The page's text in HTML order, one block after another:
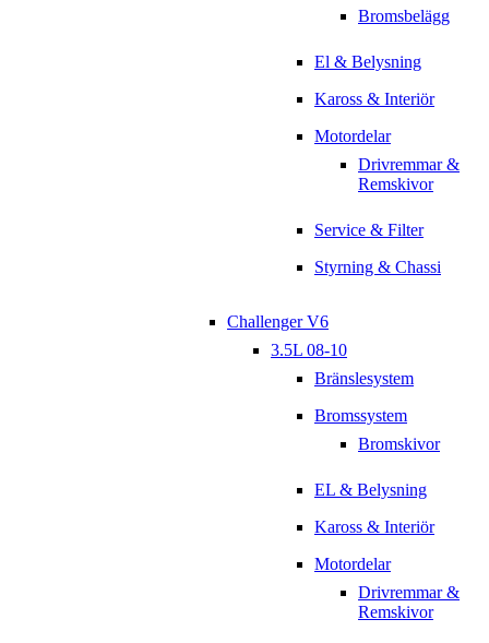
Bromsbelägg
El & Belysning
Kaross & Interiör
Motordelar
Drivremmar &
Remskivor
Service & Filter
Styrning & Chassi
Challenger V6
3.5L 08-10
Bränslesystem
Bromssystem
Bromskivor
EL & Belysning
Kaross & Interiör
Motordelar
Drivremmar &
Remskivor